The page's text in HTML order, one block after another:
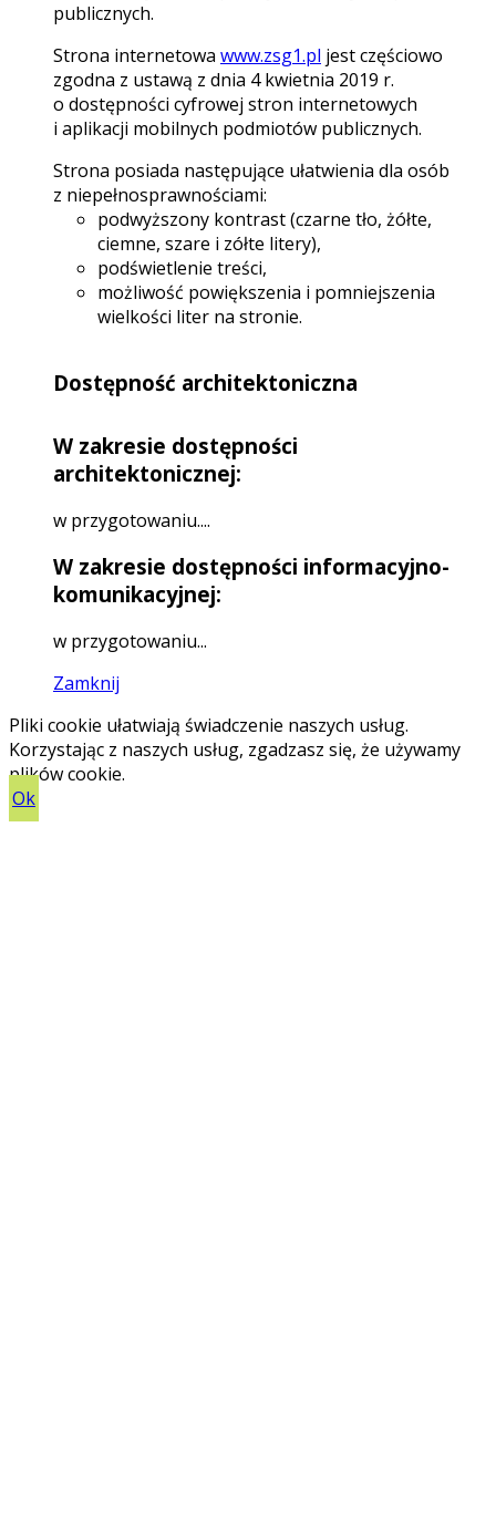
publicznych.
Strona internetowa www.zsg1.pl jest częściowo
zgodna z ustawą z dnia 4 kwietnia 2019 r.
o dostępności cyfrowej stron internetowych
i aplikacji mobilnych podmiotów publicznych.
Strona posiada następujące ułatwienia dla osób
z niepełnosprawnościami:
podwyższony kontrast (czarne tło, żółte,
ciemne, szare i zółte litery),
podświetlenie treści,
możliwość powiększenia i pomniejszenia
wielkości liter na stronie.
Dostępność architektoniczna
W zakresie dostępności
architektonicznej:
w przygotowaniu....
W zakresie dostępności informacyjno-
komunikacyjnej:
w przygotowaniu...
Zamknij
Pliki cookie ułatwiają świadczenie naszych usług.
Korzystając z naszych usług, zgadzasz się, że używamy
plików cookie.
Ok